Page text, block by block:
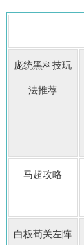
庞统黑科技玩
法推荐
马超攻略
白板荀关左阵